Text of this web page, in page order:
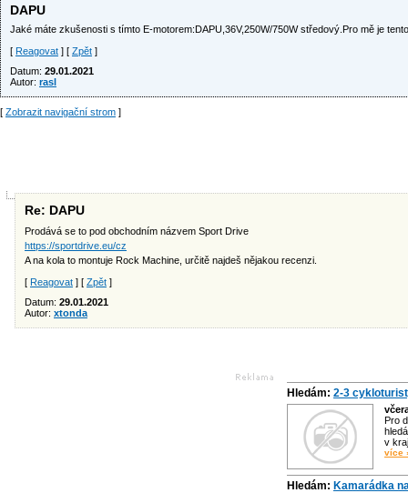
DAPU
Jaké máte zkušenosti s tímto E-motorem:DAPU,36V,250W/750W středový.Pro mě je
[ Reagovat ] [ Zpět ]
Datum: 29.01.2021
Autor: rasl
[ Zobrazit navigační strom ]
Re: DAPU
Prodává se to pod obchodním názvem Sport Drive
https://sportdrive.eu/cz
A na kola to montuje Rock Machine, určitě najdeš nějakou recenzi.
[ Reagovat ] [ Zpět ]
Datum: 29.01.2021
Autor: xtonda
Hledám: 2-3
Pro
v
více
Hledám: Kamarádka